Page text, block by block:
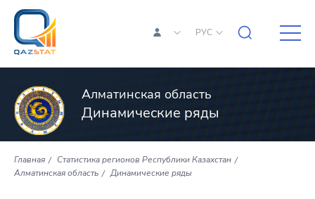
РУС
Алматинская область
Динамические ряды
Главная
Статистика регионов Республики Казахстан
Алматинская область
Динамические ряды